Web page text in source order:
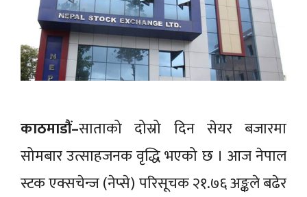
काठमाडौं–साताको दोस्रो दिन सेयर बजारमा
सोमबार उत्साहजनक वृद्धि भएको छ । आज नेपाल
स्टक एक्सचेन्ज (नेप्से) परिसूचक २१.७६ अङ्कले बढेर